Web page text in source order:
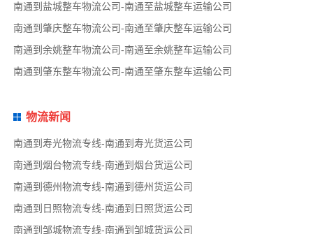
南通到盐城整车物流公司-南通至盐城整车运输公司
南通到肇庆整车物流公司-南通至肇庆整车运输公司
南通到余姚整车物流公司-南通至余姚整车运输公司
南通到肇东整车物流公司-南通至肇东整车运输公司
物流新闻
南通到寿光物流专线-南通到寿光货运公司
南通到烟台物流专线-南通到烟台货运公司
南通到德州物流专线-南通到德州货运公司
南通到日照物流专线-南通到日照货运公司
南通到邹城物流专线-南通到邹城货运公司